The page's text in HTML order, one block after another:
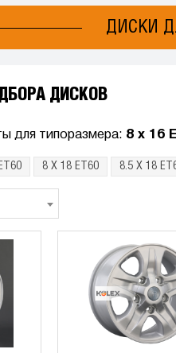
ДИСКИ
ДИСКОВ
для типоразмера: 8 x 16
8 X 18 ET60 8.5 X 18